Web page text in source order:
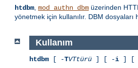
htdbm, mod_authn_dbm üzerinden
yönetmek için kullanılır. DBM dosyaları
Kullanım
htdbm [ -TVTtürü ] [ -i ] [